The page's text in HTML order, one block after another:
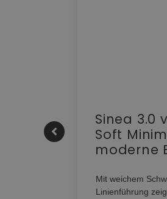
Sinea 3.0
Soft
moderne
Mit weichem
Linienführung